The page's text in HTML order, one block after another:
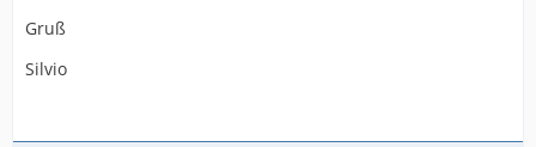
Gruß
Silvio